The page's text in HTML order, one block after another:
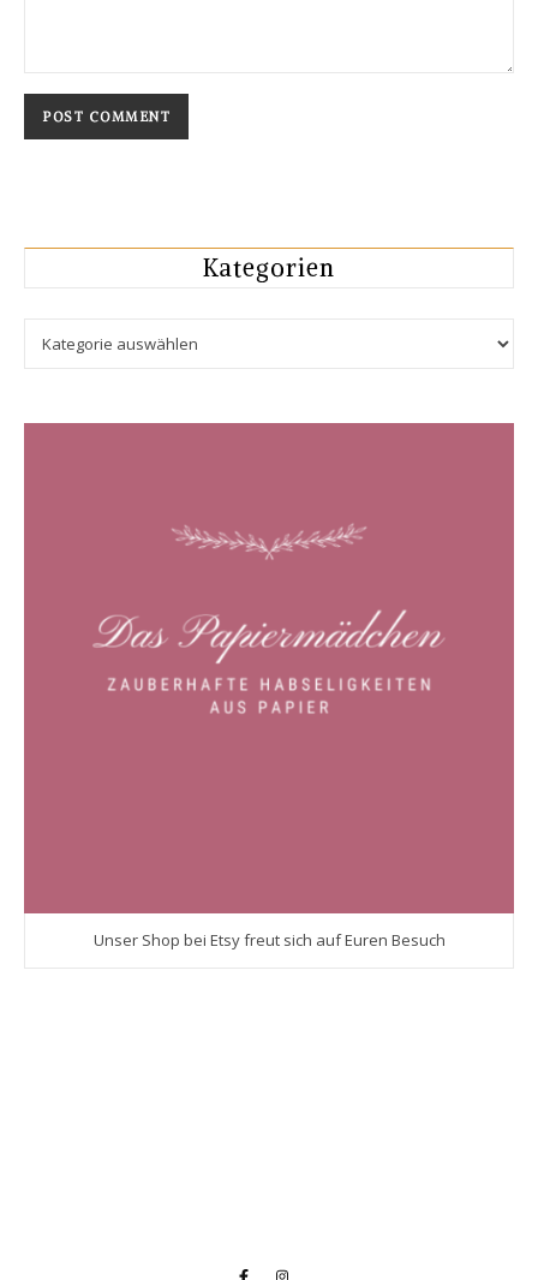
Kategorien
Unser Shop bei Etsy freut sich auf Euren Besuch